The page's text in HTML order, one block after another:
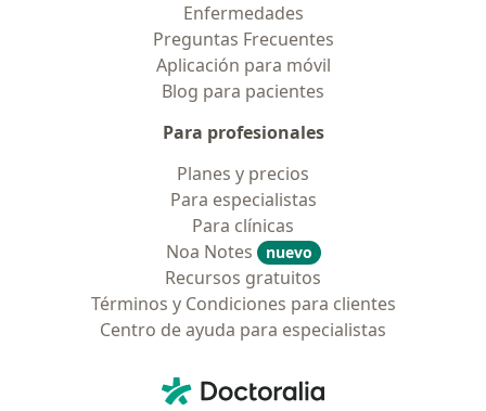
Enfermedades
Preguntas Frecuentes
Aplicación para móvil
Blog para pacientes
Para profesionales
Planes y precios
Para especialistas
Para clínicas
Noa Notes
nuevo
Recursos gratuitos
Términos y Condiciones para clientes
Centro de ayuda para especialistas
Doctoralia - Página de inicio